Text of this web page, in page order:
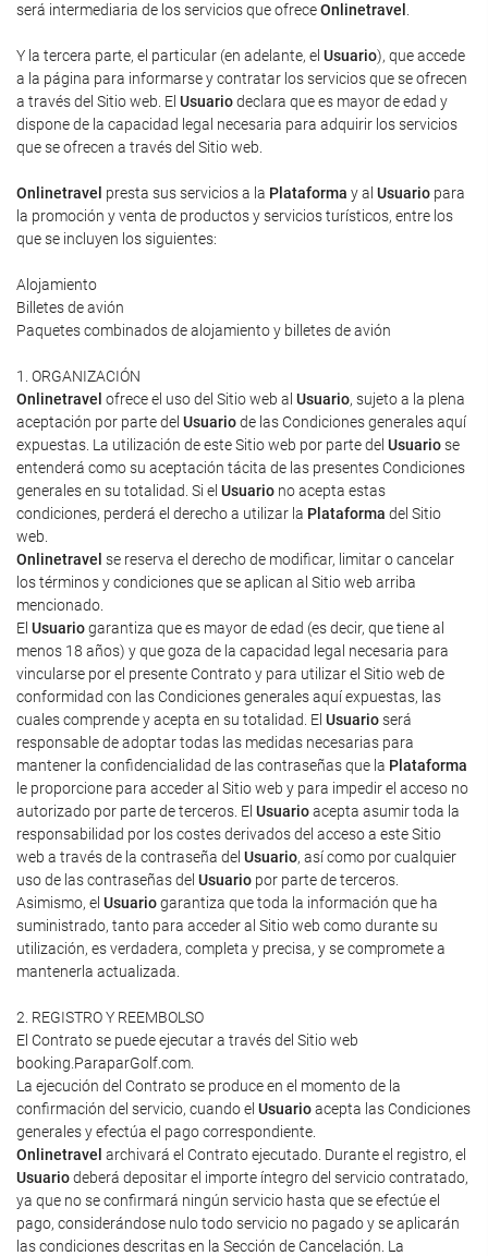
será intermediaria de los servicios que ofreceOnlinetravel
Y la tercera parte, el particular (en adelante, el Usuario), que accede
a la página para informarse y contratar los servicios que se ofrecen
a través del Sitio web. El Usuariodeclara que es mayor de edad y
dispone de la capacidad legal necesaria para adquirir los servicios
que se ofrecen a través del Sitio web.
Onlinetravel presta sus servicios a la Plataforma y al Usuario para
la promoción y venta de productos y servicios turísticos, entre los
que se incluyen los siguientes:
Alojamiento
Billetes de avión
Paquetes combinados de alojamiento y billetes de avión
1. ORGANIZACIÓN
Onlinetravel ofrece el uso del Sitio web al Usuario, sujeto a la plena
aceptación por parte del Usuariode las Condiciones generales aquí
expuestas. La utilización de este Sitio web por parte del Usuariose
entenderá como su aceptación tácita de las presentes Condiciones
generales en su totalidad. Si el Usuario no acepta estas
condiciones, perderá el derecho a utilizar la Plataforma del Sitio
web.
Onlinetravel se reserva el derecho de modificar, limitar o cancelar
los términos y condiciones que se aplican al Sitio web arriba
mencionado.
El Usuariogarantiza que es mayor de edad (es decir, que tiene al
menos 18 años) y que goza de la capacidad legal necesaria para
vincularse por el presente Contrato y para utilizar el Sitio web de
conformidad con las Condiciones generales aquí expuestas, las
cuales comprende y acepta en su totalidad. El Usuarioserá
responsable de adoptar todas las medidas necesarias para
mantener la confidencialidad de las contraseñas que la Plataforma
le proporcione para acceder al Sitio web y para impedir el acceso no
autorizado por parte de terceros. El Usuarioacepta asumir toda la
responsabilidad por los costes derivados del acceso a este Sitio
web a través de la contraseña del Usuario, así como por cualquier
uso de las contraseñas del Usuario por parte de terceros.
Asimismo, el Usuariogarantiza que toda la información que ha
suministrado, tanto para acceder al Sitio web como durante su
utilización, es verdadera, completa y precisa, y se compromete a
mantenerla actualizada.
2. REGISTRO Y REEMBOLSO
El Contrato se puede ejecutar a través del Sitio web
booking.ParaparGolf.com.
La ejecución del Contrato se produce en el momento de la
confirmación del servicio, cuando el Usuarioacepta las Condiciones
generales y efectúa el pago correspondiente.
Onlinetravel archivará el Contrato ejecutado. Durante el registro, el
Usuariodeberá depositar el importe íntegro del servicio contratado,
ya que no se confirmará ningún servicio hasta que se efectúe el
pago, considerándose nulo todo servicio no pagado y se aplicarán
las condiciones descritas en la Sección de Cancelación. La